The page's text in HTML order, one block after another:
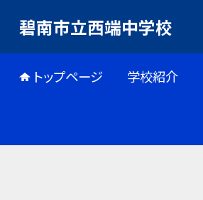
碧南市立西端中学校
トップページ 学校紹介